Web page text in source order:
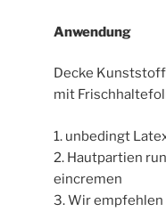
Anwendung
Decke
mit
1. unbedingt
2. Hautpartien
eincremen
3. Wir empfehlen